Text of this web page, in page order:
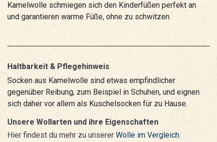
Kamelwolle schmiegen sich den Kinderfüßen perfekt an
und garantieren warme Füße, ohne zu schwitzen.
Haltbarkeit & Pflegehinweis
Socken aus Kamelwolle sind etwas empfindlicher
gegenüber Reibung, zum Beispiel in Schuhen, und eignen
sich daher vor allem als Kuschelsocken für zu Hause.
Unsere Wollarten und ihre Eigenschaften
Hier findest du mehr zu unserer Wolle im Vergleich.